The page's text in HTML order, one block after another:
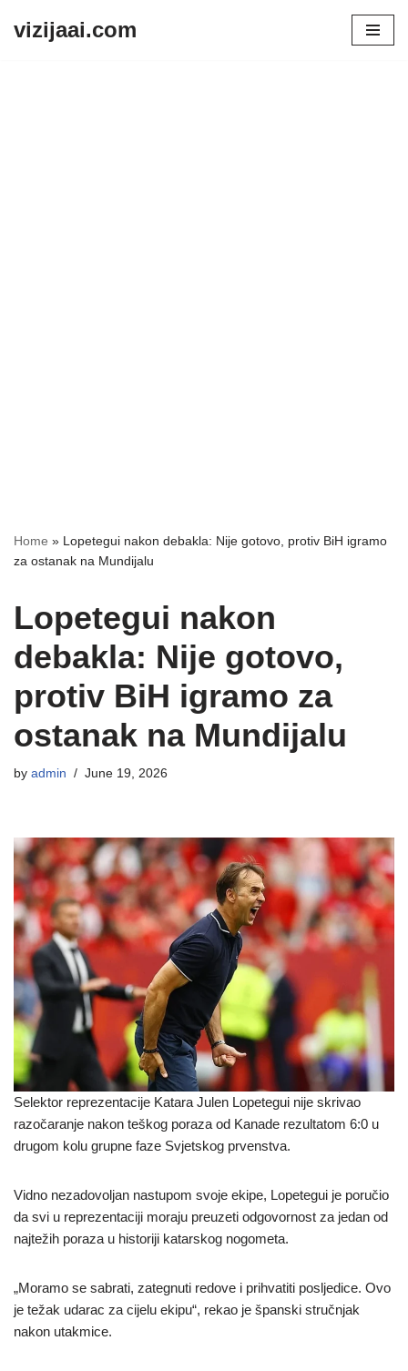
vizijaai.com
Home » Lopetegui nakon debakla: Nije gotovo, protiv BiH igramo
za ostanak na Mundijalu
Lopetegui nakon
debakla: Nije gotovo,
protiv BiH igramo za
ostanak na Mundijalu
by admin June 19, 2026
Selektor reprezentacije Katara Julen Lopetegui nije skrivao
razočaranje nakon teškog poraza od Kanade rezultatom 6:0 u
drugom kolu grupne faze Svjetskog prvenstva.
Vidno nezadovoljan nastupom svoje ekipe, Lopetegui je poručio
da svi u reprezentaciji moraju preuzeti odgovornost za jedan od
najtežih poraza u historiji katarskog nogometa.
„Moramo se sabrati, zategnuti redove i prihvatiti posljedice. Ovo
je težak udarac za cijelu ekipu“, rekao je španski stručnjak
nakon utakmice.